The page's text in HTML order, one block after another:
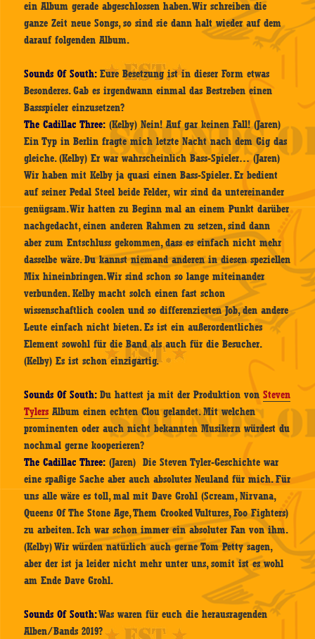
ein Album gerade abgeschlossen haben. Wir schreiben die
ganze Zeit neue Songs, so sind sie dann halt wieder auf dem
darauf folgenden Album.
Sounds Of South:Eure Besetzung ist in dieser Form etwas
Besonderes. Gab es irgendwann einmal das Bestreben einen
Bassspieler einzusetzen?
The Cadillac Three:(Kelby) Nein! Auf gar keinen Fall! (Jaren)
Ein Typ in Berlin fragte mich letzte Nacht nach dem Gig das
gleiche. (Kelby) Er war wahrscheinlich Bass-Spieler… (Jaren)
Wir haben mit Kelby ja quasi einen Bass-Spieler. Er bedient
auf seiner Pedal Steel beide Felder, wir sind da untereinander
genügsam. Wir hatten zu Beginn mal an einem Punkt darüber
nachgedacht, einen anderen Rahmen zu setzen, sind dann
aber zum Entschluss gekommen, dass es einfach nicht mehr
dasselbe wäre. Du kannst niemand anderen in diesen speziellen
Mix hineinbringen. Wir sind schon so lange miteinander
verbunden. Kelby macht solch einen fast schon
wissenschaftlich coolen und so differenzierten Job, den andere
Leute einfach nicht bieten. Es ist ein außerordentliches
Element sowohl für die Band als auch für die Besucher.
(Kelby) Es ist schon einzigartig.
Sounds Of South:Du hattest ja mit der Produktion vonSteven
Tylers Album einen echten Clou gelandet. Mit welchen
prominenten oder auch nicht bekannten Musikern würdest du
nochmal gerne kooperieren?
The Cadillac Three:(Jaren) Die Steven Tyler-Geschichte war
eine spaßige Sache aber auch absolutes Neuland für mich. Für
uns alle wäre es toll, mal mit Dave Grohl (Scream, Nirvana,
Queens Of The Stone Age, Them Crooked Vultures, Foo Fighters)
zu arbeiten. Ich war schon immer ein absoluter Fan von ihm.
(Kelby) Wir würden natürlich auch gerne Tom Petty sagen,
aber der ist ja leider nicht mehr unter uns, somit ist es wohl
am Ende Dave Grohl.
Sounds Of South:Was waren für euch die herausragenden
Alben/Bands 2019?